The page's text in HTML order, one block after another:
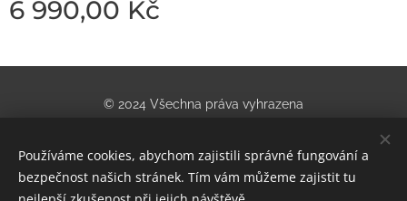
6 990,00 Kč
© 2024 Všechna práva vyhrazena
Obchod se sportovním vybavením | U nádraží 955/5, Teplice
Cookies
Používáme cookies, abychom zajistili správné fungování a
bezpečnost našich stránek. Tím vám můžeme zajistit tu